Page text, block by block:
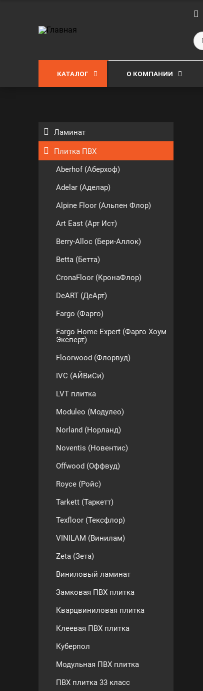
КАТАЛОГ О КОМПАНИИ
Ламинат
Плитка ПВХ
Aberhof (Аберхоф)
Adelar (Аделар)
Alpine Floor (Альпен Флор)
Art East (Арт Ист)
Berry-Alloc (Бери-Аллок)
Betta (Бетта)
CronaFloor (КронаФлор)
DeART (ДеАрт)
Fargo (Фарго)
Fargo Home Expert (Фарго Хоум
Эксперт)
Floorwood (Флорвуд)
IVC (АЙВиСи)
LVT плитка
Moduleo (Модулео)
Norland (Норланд)
Noventis (Новентис)
Offwood (Оффвуд)
Royce (Ройс)
Tarkett (Таркетт)
Texfloor (Тексфлор)
VINILAM (Винилам)
Zeta (Зета)
Виниловый ламинат
Замковая ПВХ плитка
Кварцвиниловая плитка
Клеевая ПВХ плитка
Куберпол
Модульная ПВХ плитка
ПВХ плитка 33 класс